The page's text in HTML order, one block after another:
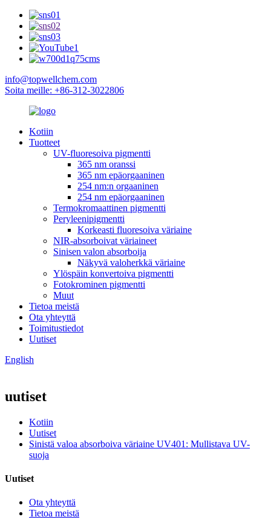
info@topwellchem.com
Soita meille: +86-312-3022806
Kotiin
Tuotteet
UV-fluoresoiva pigmentti
365 nm oranssi
365 nm epäorgaaninen
254 nm:n orgaaninen
254 nm epäorgaaninen
Termokromaattinen pigmentti
Peryleenipigmentti
Korkeasti fluoresoiva väriaine
NIR-absorboivat väriaineet
Sinisen valon absorboija
Näkyvä valoherkkä väriaine
Ylöspäin konvertoiva pigmentti
Fotokrominen pigmentti
Muut
Tietoa meistä
Ota yhteyttä
Toimitustiedot
Uutiset
English
uutiset
Kotiin
Uutiset
Sinistä valoa absorboiva väriaine UV401: Mullistava UV-
suoja
Uutiset
Ota yhteyttä
Tietoa meistä